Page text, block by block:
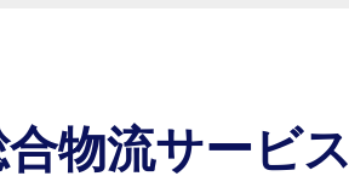
物流サービス